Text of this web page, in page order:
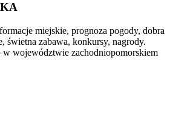
miejskie, prognoza pogody, dobra
świetna zabawa, konkursy, nagrody.
w województwie zachodniopomorskiem